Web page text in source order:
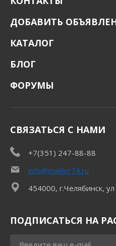
ДОБАВИТЬ
КАТАЛОГ
БЛОГ
ФОРУМЫ
СВЯЗАТЬСЯ С НАМИ
+7(351) 247-88-88
info@makler74.ru
454000, г.Челябинск,
ПОДПИСАТЬСЯ НА